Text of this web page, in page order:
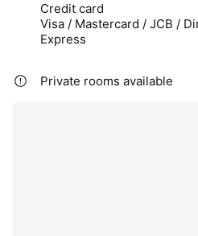
Credit card
Visa / Mastercard / JCB /
Express
Private rooms available